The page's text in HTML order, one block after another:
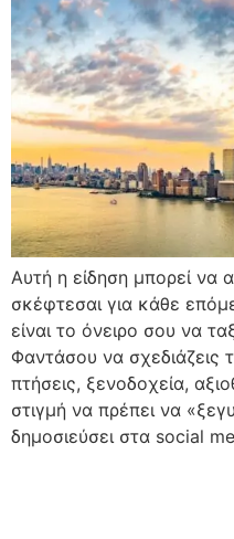
Αυτή η είδηση μπορεί να
σκέφτεσαι για κάθε
είναι το όνειρο σου να
Φαντάσου να σχεδιάζεις
πτήσεις, ξενοδοχεία,
στιγμή να πρέπει να
δημοσιεύσει στα social